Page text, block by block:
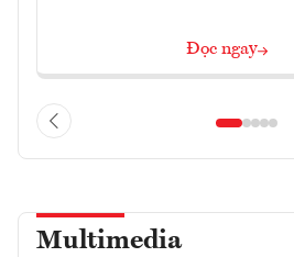
Đọc ngay
Multimedia